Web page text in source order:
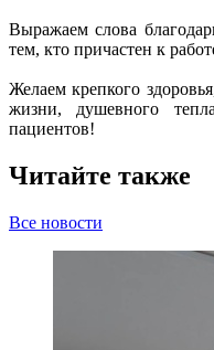
Выражаем слова
тем, кто причастен к
Желаем крепкого
жизни, душевного
пациентов!
Читайте также
Все новости